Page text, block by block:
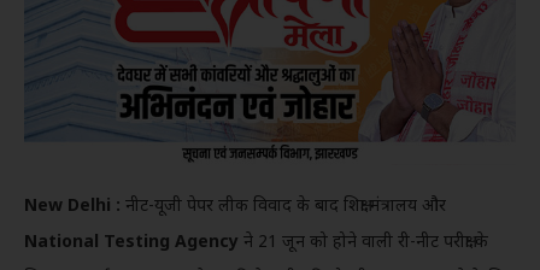
New Delhi : नीट-यूजी पेपर लीक विवाद के बाद शिक्षा मंत्रालय और
National Testing Agency ने 21 जून को होने वाली री-नीट परीक्षा के